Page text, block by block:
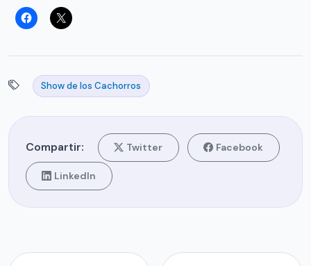
Show de los Cachorros
Compartir: Twitter Facebook
LinkedIn